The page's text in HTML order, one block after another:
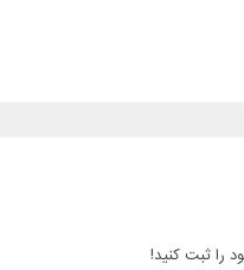
را ثبت کنید!